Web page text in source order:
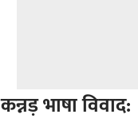
कन्नड़ भाषा विवाद: